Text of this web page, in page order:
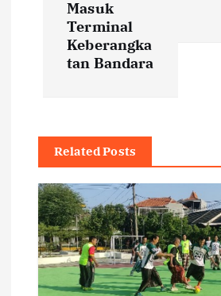
g
a
t
Masuk
Terminal
Keberangka
tan Bandara
Related Posts